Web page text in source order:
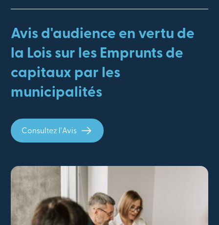
Avis d'audience en vertu de
la Lois sur les Emprunts de
capitaux par les
municipalités
Consultez l'Avis